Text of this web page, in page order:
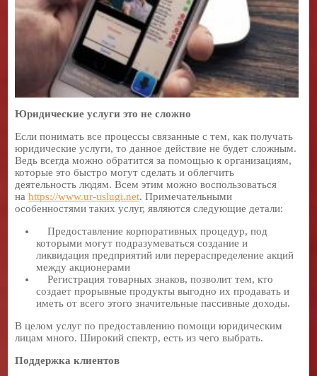
Юридические услуги это не сложно
Если понимать все процессы связанные с тем, как получать
юридические услуги, то данное действие не будет сложным.
Ведь всегда можно обратится за помощью к организациям,
которые это быстро могут сделать и облегчить
деятельность людям. Всем этим можно воспользоваться
наhttps://www.ur-uslugi.net. Примечательными
особенностями таких услуг, являются следующие детали:
Предоставление корпоративных процедур, под
которыми могут подразумеваться создание и
ликвидация предприятий или перераспределение акций
между акционерами
Регистрация товарных знаков, позволит тем, кто
создает прорывные продукты выгодно их продавать и
иметь от всего этого значительные пассивные доходы.
В целом услуг по предоставлению помощи юридическим
лицам много. Широкий спектр, есть из чего выбрать.
Поддержка клиентов